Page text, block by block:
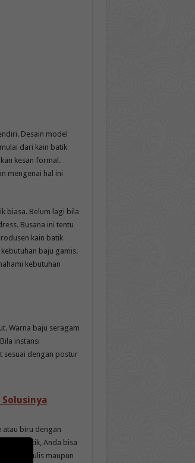
Desain model
dari kain batik
kesan formal.
mengenai hal ini
biasa. Belum lagi bila
Busana ini tentu
kain batik
baju gamis.
kebutuhan
Warna baju seragam
instansi
sesuai dengan postur
atau biru dengan
batik, Anda bisa
lukis, tulis maupun